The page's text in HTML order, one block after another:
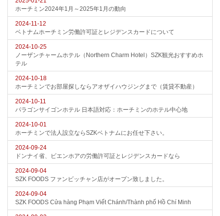
ホーチミン2024年1月～2025年1月の動向
2024-11-12
ベトナムホーチミン労働許可証とレジデンスカードについて
2024-10-25
ノーザンチャームホテル（Northern Charm Hotel）SZK観光おすすめホ
テル
2024-10-18
ホーチミンでお部屋探しならアオザイハウジングまで（賃貸不動産）
2024-10-11
パラゴンサイゴンホテル 日本語対応：ホーチミンのホテル中心地
2024-10-01
ホーチミンで法人設立ならSZKベトナムにお任せ下さい。
2024-09-24
ドンナイ省、ビエンホアの労働許可証とレジデンスカードなら
2024-09-04
SZK FOODS ファンビッチャン店がオープン致しました。
2024-09-04
SZK FOODS Cửa hàng Phạm Viết Chánh/Thành phố Hồ Chí Minh